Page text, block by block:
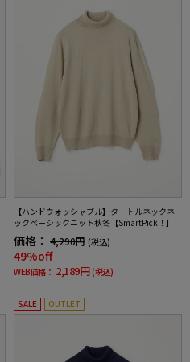
【ハンドウォッシャブル】タートルネックネ
ックベーシックニット秋冬【SmartPick！】
価格： 4,290円 (税込)
49%off
WEB価格： 2,189円 (税込)
SALE OUTLET